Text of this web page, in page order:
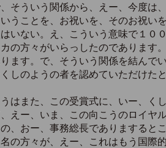
そういう関係から、えー、今度
うことを、お祝いを、そのお祝
いない。え、こういう意味で１
の方々がいらっしたのであります
ます。で、そういう関係を結ん
しのようの者を認めていただけ
はまた、この受賞式に、いー、く
えー、いま、この向こうのロイ
、おー、事務総長でありますると
の方々が、えー、これはもう国際